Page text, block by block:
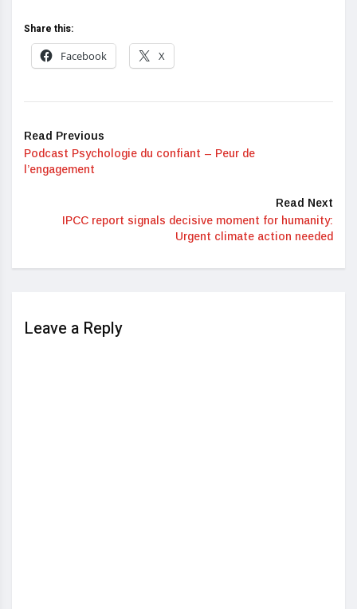
Share this:
Facebook
X
Read Previous
Podcast Psychologie du confiant – Peur de
l’engagement
Read Next
IPCC report signals decisive moment for humanity:
Urgent climate action needed
Leave a Reply